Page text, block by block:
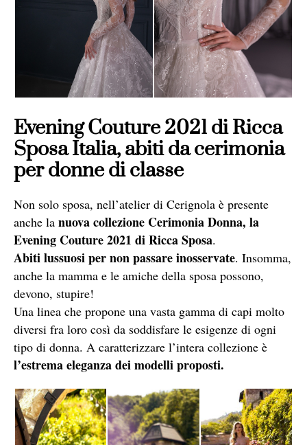
Evening Couture 2021 di Ricca
Sposa Italia, abiti da cerimonia
per donne di classe
Non solo sposa, nell’atelier di Cerignola è presente
anche la nuova collezione Cerimonia Donna, la
Evening Couture 2021 di Ricca Sposa.
Abiti lussuosi per non passare inosservate. Insomma,
anche la mamma e le amiche della sposa possono,
devono, stupire!
Una linea che propone una vasta gamma di capi molto
diversi fra loro così da soddisfare le esigenze di ogni
tipo di donna. A caratterizzare l’intera collezione è
l’estrema eleganza dei modelli proposti.